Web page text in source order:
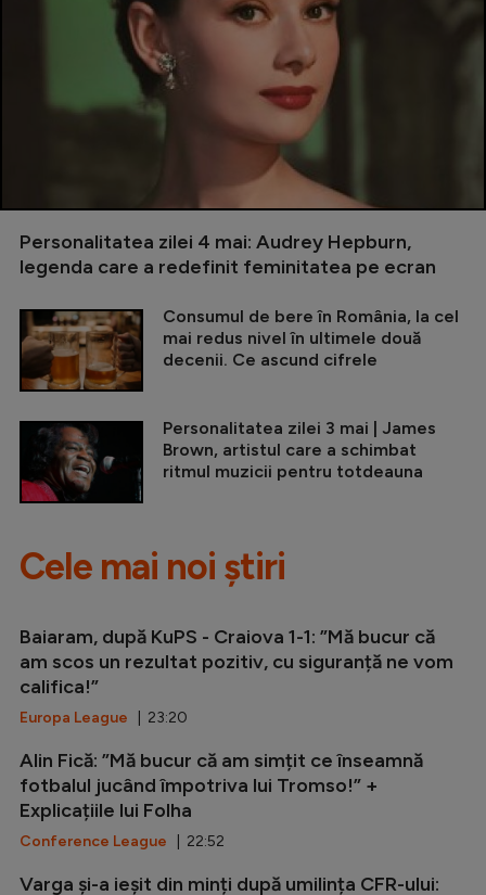
Personalitatea zilei 4 mai: Audrey Hepburn,
legenda care a redefinit feminitatea pe ecran
Consumul de bere în România, la cel
mai redus nivel în ultimele două
decenii. Ce ascund cifrele
Personalitatea zilei 3 mai | James
Brown, artistul care a schimbat
ritmul muzicii pentru totdeauna
Cele mai noi știri
Baiaram, după KuPS - Craiova 1-1: ”Mă bucur că
am scos un rezultat pozitiv, cu siguranță ne vom
califica!”
Europa League | 23:20
Alin Fică: ”Mă bucur că am simțit ce înseamnă
fotbalul jucând împotriva lui Tromso!” +
Explicațiile lui Folha
Conference League | 22:52
Varga și-a ieșit din minți după umilința CFR-ului: